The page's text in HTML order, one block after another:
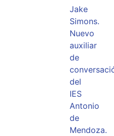
Jake
Simons.
Nuevo
auxiliar
de
del
IES
Antonio
de
Mendoza.